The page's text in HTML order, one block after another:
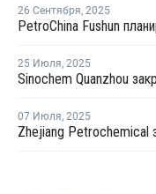
26 Сентября, 2025
25 Июля, 2025
07 Июля, 2025